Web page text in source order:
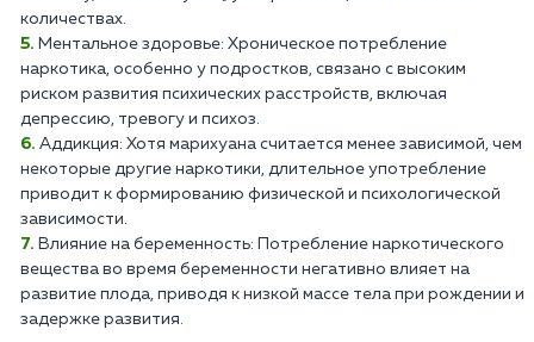
количествах.
Ментальное здоровье: Хроническое потребление
наркотика, особенно у подростков, связано с высоким
риском развития психических расстройств, включая
депрессию, тревогу и психоз.
Аддикция: Хотя марихуана считается менее зависимой, чем
некоторые другие наркотики, длительное употребление
приводит к формированию физической и психологической
зависимости.
Влияние на беременность: Потребление наркотического
вещества во время беременности негативно влияет на
развитие плода, приводя к низкой массе тела при рождении и
задержке развития.